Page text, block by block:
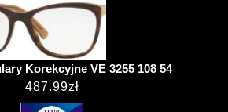
Korekcyjne VE 3255 108 54
487.99zł